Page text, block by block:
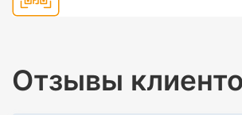
Отзывы